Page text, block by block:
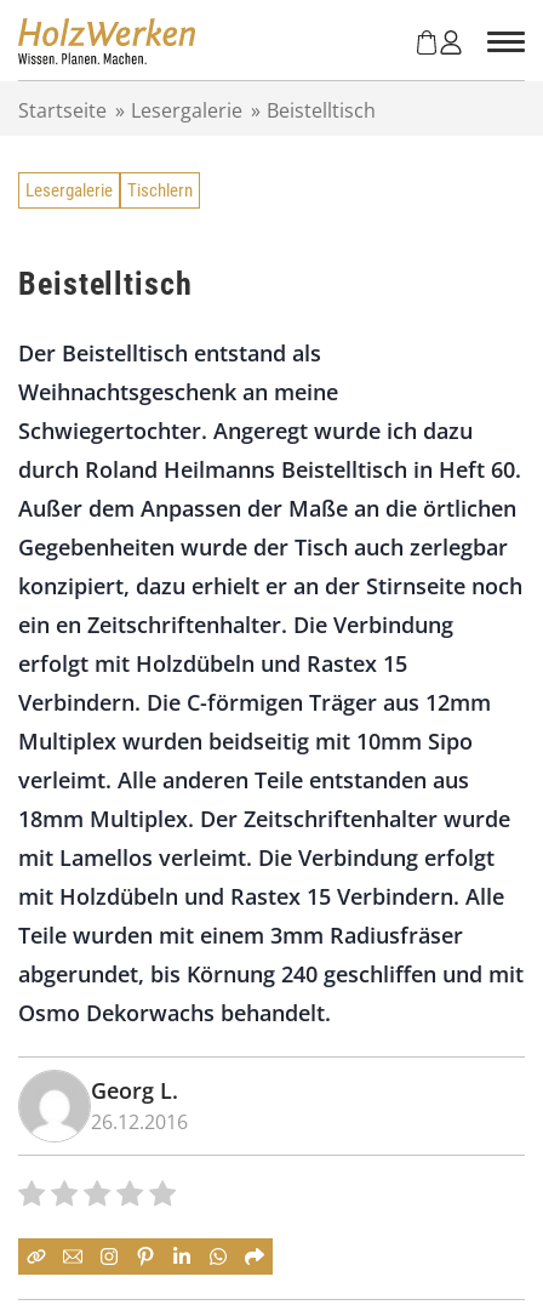
Startseite » Lesergalerie » Beistelltisch
Lesergalerie Tischlern
Beistelltisch
Der Beistelltisch entstand als
Weihnachtsgeschenk an meine
Schwiegertochter. Angeregt wurde ich dazu
durch Roland Heilmanns Beistelltisch in Heft 60.
Außer dem Anpassen der Maße an die örtlichen
Gegebenheiten wurde der Tisch auch zerlegbar
konzipiert, dazu erhielt er an der Stirnseite noch
ein en Zeitschriftenhalter. Die Verbindung
erfolgt mit Holzdübeln und Rastex 15
Verbindern. Die C-förmigen Träger aus 12mm
Multiplex wurden beidseitig mit 10mm Sipo
verleimt. Alle anderen Teile entstanden aus
18mm Multiplex. Der Zeitschriftenhalter wurde
mit Lamellos verleimt. Die Verbindung erfolgt
mit Holzdübeln und Rastex 15 Verbindern. Alle
Teile wurden mit einem 3mm Radiusfräser
abgerundet, bis Körnung 240 geschliffen und mit
Osmo Dekorwachs behandelt.
Georg L.
26.12.2016